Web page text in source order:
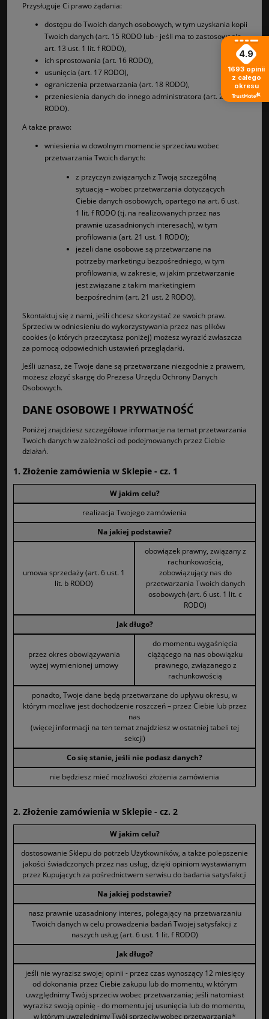
Przysługuje Ci prawo żądania:
dostępu do Twoich danych osobowych, w tym uzyskania kopii
Twoich danych (art. 15 RODO lub - jeśli ma to zastosowanie -
art. 13 ust. 1 lit. f RODO),
ich sprostowania (art. 16 RODO),
usunięcia (art. 17 RODO),
ograniczenia przetwarzania (art. 18 RODO),
przeniesienia danych do innego administratora (art. 20
RODO).
A także prawo:
wniesienia w dowolnym momencie sprzeciwu wobec
przetwarzania Twoich danych:
z przyczyn związanych z Twoją szczególną
sytuacją – wobec przetwarzania dotyczących
Ciebie danych osobowych, opartego na art. 6 ust.
1 lit. f RODO (tj. na realizowanych przez nas
prawnie uzasadnionych interesach), w tym
profilowania (art. 21 ust. 1 RODO);
jeżeli dane osobowe są przetwarzane na
potrzeby marketingu bezpośredniego, w tym
profilowania, w zakresie, w jakim przetwarzanie
jest związane z takim marketingiem
bezpośrednim (art. 21 ust. 2 RODO).
Skontaktuj się z nami, jeśli chcesz skorzystać ze swoich praw.
Sprzeciw w odniesieniu do wykorzystywania przez nas plików
cookies (o których przeczytasz poniżej) możesz wyrazić zwłaszcza
za pomocą odpowiednich ustawień przeglądarki.
Jeśli uznasz, że Twoje dane są przetwarzane niezgodnie z prawem,
możesz złożyć skargę do Prezesa Urzędu Ochrony Danych
Osobowych.
DANE OSOBOWE I PRYWATNOŚĆ
Poniżej znajdziesz szczegółowe informacje na temat przetwarzania
Twoich danych w zależności od podejmowanych przez Ciebie
działań.
1. Złożenie zamówienia w Sklepie - cz. 1
W jakim celu?
realizacja Twojego zamówienia
Na jakiej podstawie?
umowa sprzedaży (art. 6 ust. 1
lit. b RODO)
obowiązek prawny, związany z
rachunkowością,
zobowiązujący nas do
przetwarzania Twoich danych
osobowych (art. 6 ust. 1 lit. c
RODO)
Jak długo?
przez okres obowiązywania
wyżej wymienionej umowy
do momentu wygaśnięcia
ciążącego na nas obowiązku
prawnego, związanego z
rachunkowością
ponadto, Twoje dane będą przetwarzane do upływu okresu, w
którym możliwe jest dochodzenie roszczeń – przez Ciebie lub przez
nas
(więcej informacji na ten temat znajdziesz w ostatniej tabeli tej
sekcji)
Co się stanie, jeśli nie podasz danych?
nie będziesz mieć możliwości złożenia zamówienia
2. Złożenie zamówienia w Sklepie - cz. 2
W jakim celu?
dostosowanie Sklepu do potrzeb Użytkowników, a także polepszenie
jakości świadczonych przez nas usług, dzięki opiniom wystawianym
przez Kupujących za pośrednictwem serwisu do badania satysfakcji
Na jakiej podstawie?
nasz prawnie uzasadniony interes, polegający na przetwarzaniu
Twoich danych w celu prowadzenia badań Twojej satysfakcji z
naszych usług (art. 6 ust. 1 lit. f RODO)
Jak długo?
jeśli nie wyrazisz swojej opinii - przez czas wynoszący 12 miesięcy
od dokonania przez Ciebie zakupu lub do momentu, w którym
uwzględnimy Twój sprzeciw wobec przetwarzania; jeśli natomiast
wyrazisz swoją opinię - do momentu jej usunięcia lub do momentu,
w którym uwzględnimy Twój sprzeciw wobec przetwarzania*
4.9
1693 opinii
z całego
okresu